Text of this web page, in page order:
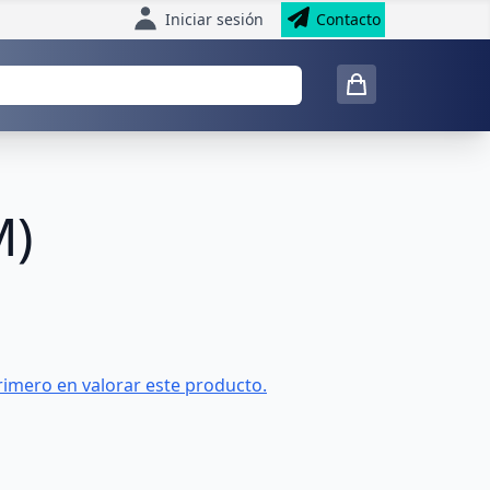
Iniciar sesión Contacto
en valorar este producto.